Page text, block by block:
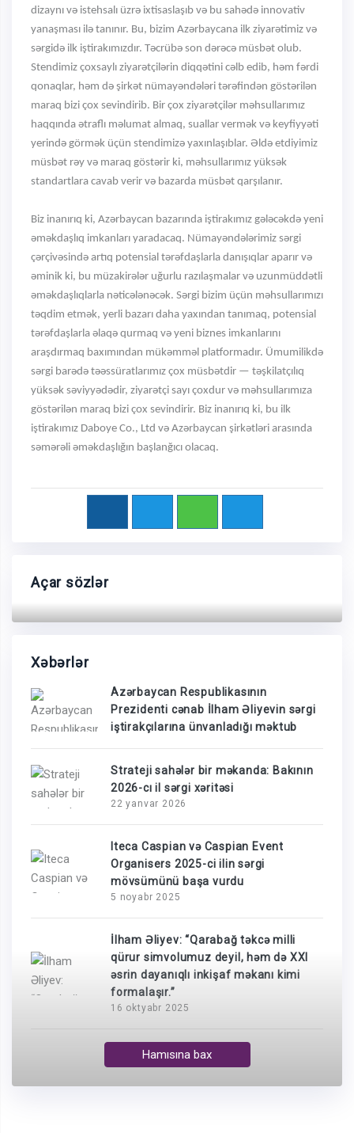
dizaynı və istehsalı üzrə ixtisaslaşıb və bu sahədə innovativ
yanaşması ilə tanınır. Bu, bizim Azərbaycana ilk ziyarətimiz və
sərgidə ilk iştirakımızdır. Təcrübə son dərəcə müsbət olub.
Stendimiz çoxsaylı ziyarətçilərin diqqətini cəlb edib, həm fərdi
qonaqlar, həm də şirkət nümayəndələri tərəfindən göstərilən
maraq bizi çox sevindirib. Bir çox ziyarətçilər məhsullarımız
haqqında ətraflı məlumat almaq, suallar vermək və keyfiyyəti
yerində görmək üçün stendimizə yaxınlaşıblar. Əldə etdiyimiz
müsbət rəy və maraq göstərir ki, məhsullarımız yüksək
standartlara cavab verir və bazarda müsbət qarşılanır.
Biz inanırıq ki, Azərbaycan bazarında iştirakımız gələcəkdə yeni
əməkdaşlıq imkanları yaradacaq. Nümayəndələrimiz sərgi
çərçivəsində artıq potensial tərəfdaşlarla danışıqlar aparır və
əminik ki, bu müzakirələr uğurlu razılaşmalar və uzunmüddətli
əməkdaşlıqlarla nəticələnəcək. Sərgi bizim üçün məhsullarımızı
təqdim etmək, yerli bazarı daha yaxından tanımaq, potensial
tərəfdaşlarla əlaqə qurmaq və yeni biznes imkanlarını
araşdırmaq baxımından mükəmməl platformadır. Ümumilikdə
sərgi barədə təəssüratlarımız çox müsbətdir — təşkilatçılıq
yüksək səviyyədədir, ziyarətçi sayı çoxdur və məhsullarımıza
göstərilən maraq bizi çox sevindirir. Biz inanırıq ki, bu ilk
iştirakımız Daboye Co., Ltd və Azərbaycan şirkətləri arasında
səmərəli əməkdaşlığın başlanğıcı olacaq.
Açar sözlər
Xəbərlər
Azərbaycan Respublikasının
Prezidenti cənab İlham Əliyevin sərgi
iştirakçılarına ünvanladığı məktub
Strateji sahələr bir məkanda: Bakının
2026-cı il sərgi xəritəsi
22 yanvar 2026
Iteca Caspian və Caspian Event
Organisers 2025-ci ilin sərgi
mövsümünü başa vurdu
5 noyabr 2025
İlham Əliyev: “Qarabağ təkcə milli
qürur simvolumuz deyil, həm də XXI
əsrin dayanıqlı inkişaf məkanı kimi
formalaşır.”
16 oktyabr 2025
Hamısına bax